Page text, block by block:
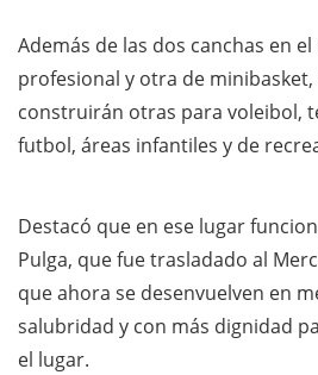
Además de las dos canchas en
profesional y otra de
construirán otras para voleibol,
futbol, áreas infantiles y de
Destacó que en ese lugar
Pulga, que fue trasladado al
que ahora se desenvuelven en
salubridad y con más dignidad
el lugar.